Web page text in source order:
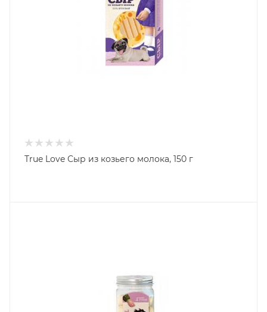
True Love Сыр из козьего молока, 150 г